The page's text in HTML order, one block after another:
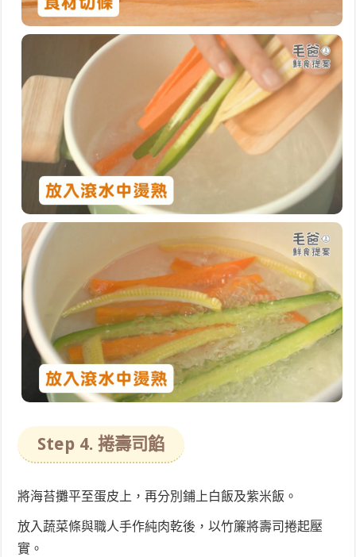
Step 4. 捲壽司餡
將海苔攤平至蛋皮上，再分別鋪上白飯及紫米飯。
放入蔬菜條與職人手作純肉乾後，以竹簾將壽司捲起壓
實。